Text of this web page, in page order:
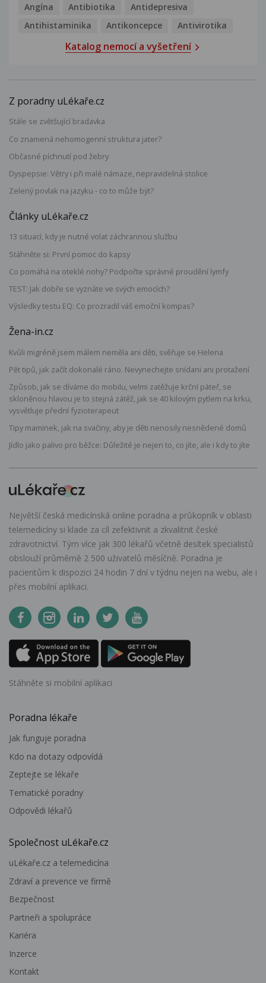
Angína
Antibiotika
Antidepresiva
Antihistaminika
Antikoncepce Antivirotika
Katalog nemocí a vyšetření
Z poradny uLékaře.cz
Stále se zvětšující bradavka
Co znamená nehomogenní struktura jater?
Občasné píchnutí pod žebry
Dyspepsie: Větry i při malé námaze, nepravidelná stolice
Zelený povlak na jazyku - co to může být?
Články uLékaře.cz
13 situací, kdy je nutné volat záchrannou službu
Stáhněte si: První pomoc do kapsy
Co pomáhá na oteklé nohy? Podpořte správné proudění lymfy
TEST: Jak dobře se vyznáte ve svých emocích?
Výsledky testu EQ: Co prozradil váš emoční kompas?
Žena-in.cz
Kvůli migréně jsem málem neměla ani děti, svěřuje se Helena
Pět tipů, jak začít dokonalé ráno. Nevynechejte snídani ani protažení
Způsob, jak se díváme do mobilu, velmi zatěžuje krční páteř, se
skloněnou hlavou je to stejná zátěž, jak se 40 kilovým pytlem na krku,
vysvětluje přední fyzioterapeut
Tipy maminek, jak na svačiny, aby je děti nenosily nesnědené domů
Jídlo jako palivo pro běžce: Důležité je nejen to, co jíte, ale i kdy to jíte
Největší česká medicínská online poradna a průkopník v oblasti
telemedicíny si klade za cíl zefektivnit a zkvalitnit české
zdravotnictví. Tým více jak 300 lékařů včetně desítek specialistů
obslouží průměrně 2 500 uživatelů měsíčně. Poradna je
pacientům k dispozici 24 hodin 7 dní v týdnu nejen na webu, ale i
přes mobilní aplikaci.
Stáhněte si mobilní aplikaci
Poradna lékaře
Jak funguje poradna
Kdo na dotazy odpovídá
Zeptejte se lékaře
Tematické poradny
Odpovědi lékařů
Společnost uLékaře.cz
uLékaře.cz a telemedicína
Zdraví a prevence ve firmě
Bezpečnost
Partneři a spolupráce
Kariéra
Inzerce
Kontakt